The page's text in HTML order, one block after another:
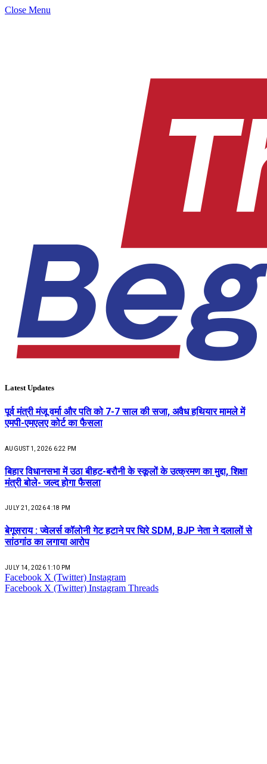
Close Menu
Latest Updates
पूर्व मंत्री मंजू वर्मा और पति को 7-7 साल की सजा, अवैध हथियार मामले में
एमपी-एमएलए कोर्ट का फैसला
AUGUST 1, 2026 6:22 PM
बिहार विधानसभा में उठा बीहट-बरौनी के स्कूलों के उत्क्रमण का मुद्दा, शिक्षा
मंत्री बोले- जल्द होगा फैसला
JULY 21, 2026 4:18 PM
बेगूसराय : ज्वेलर्स कॉलोनी गेट हटाने पर घिरे SDM, BJP नेता ने दलालों से
सांठगांठ का लगाया आरोप
JULY 14, 2026 1:10 PM
Facebook X (Twitter) Instagram
Facebook X (Twitter) Instagram Threads